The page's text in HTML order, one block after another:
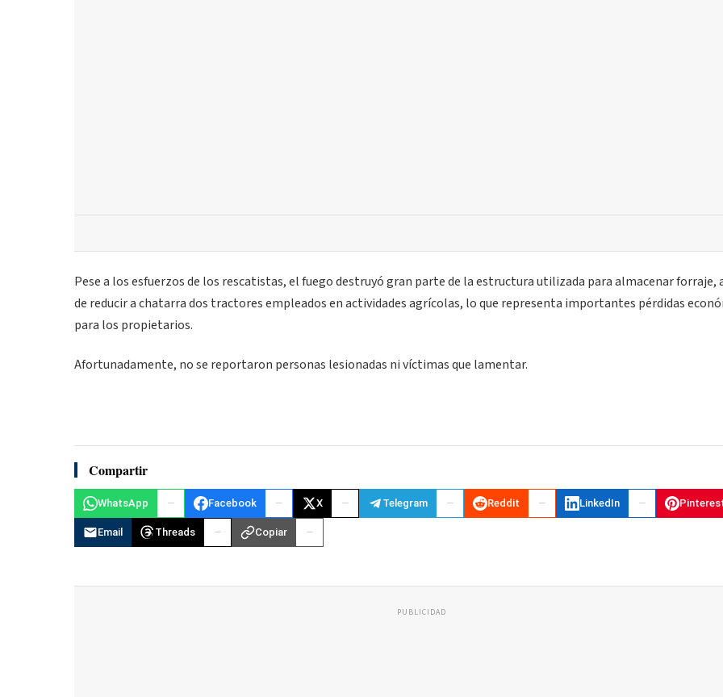
Pese a los esfuerzos de los rescatistas, el fuego destruyó gran parte de la estructura utilizada para almacenar forraje,
de reducir a chatarra dos tractores empleados en actividades agrícolas, lo que representa importantes pérdidas
para los propietarios.
Afortunadamente, no se reportaron personas lesionadas ni víctimas que lamentar.
Compartir
WhatsApp Facebook X Telegram Reddit LinkedIn
Email Threads Copiar
PUBLICIDAD